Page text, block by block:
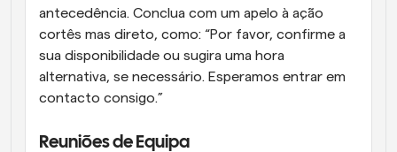
antecedência. Conclua com um apelo à ação
cortês mas direto, como: “Por favor, confirme a
sua disponibilidade ou sugira uma hora
alternativa, se necessário. Esperamos entrar em
contacto consigo.”
Reuniões de Equipa